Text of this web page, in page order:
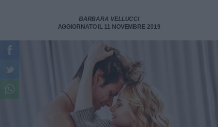
BARBARA VELLUCCI
AGGIORNATO IL 11 NOVEMBRE 2019